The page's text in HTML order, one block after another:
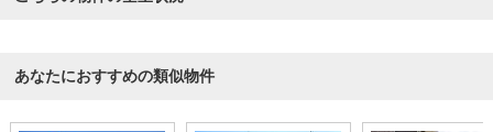
あなたにおすすめの類似物件